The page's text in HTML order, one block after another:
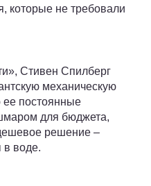
которые не требовали
Стивен Спилберг
механическую
ее постоянные
для бюджета,
решение –
в воде.